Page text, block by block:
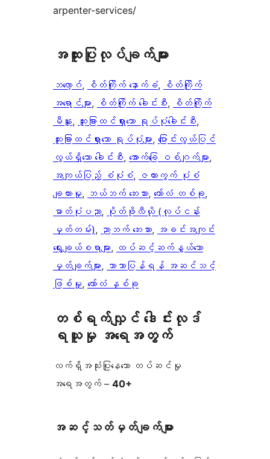
arpenter-services/
အ​ထူး​ပြု​လုပ်​ချက်​များ
ဘလော့ဂ်, စိတ်ကြိုက် နောက်ခံ,
စိတ်ကြိုက်
အရောင်များ, စိတ်ကြိုက် ခေါင်းစီး,
စိတ်ကြိုက်
မီနူး, ထူးခြားထင်ရှားသော ရုပ်ပုံခေါင်းစီး
ထူးခြားထင်ရှားသော ရုပ်ပုံများ, ပြောင်းလွယ်ပြင်
လွယ်ရှိသော ခေါင်းစီး, အောက်ခြေ ဝစ်ဂျက်များ
အကျယ်ပြည့် စံပုံစံ, ဇယားကွက် ပုံစံ
ချထားမှု, ဘယ်ဘက် ဘေးဘား, ကော်လံ တစ်ခု
ဓာတ်ပုံပညာ, ပိုတ်ဖိုလီယို (လုပ်ငန်း
မှတ်တမ်း), ညာဘက် ဘေးဘား, အခင်းအကျင်း
ရွေးချယ်စရာများ, ထပ်ဆင့်ဆက်နွယ်သော
မှတ်ချက်များ, ဘာသာပြန်ရန် အဆင်သင့်
ဖြစ်မှု, ကော်လံ နှစ်ခု
တစ်ရက်လျှင် ဒေါင်းလုဒ်
ရယူမှု အရေအတွက်
လက်ရှိအသုံးပြုနေသော တပ်ဆင်မှု
အရေအတွက် – 40+
အဆင့်သတ်မှတ်ချက်များ